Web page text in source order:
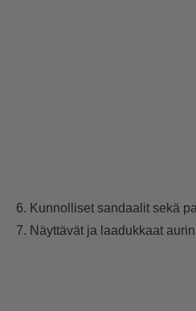
6. Kunnolliset sandaalit sekä
7. Näyttävät ja laadukkaat